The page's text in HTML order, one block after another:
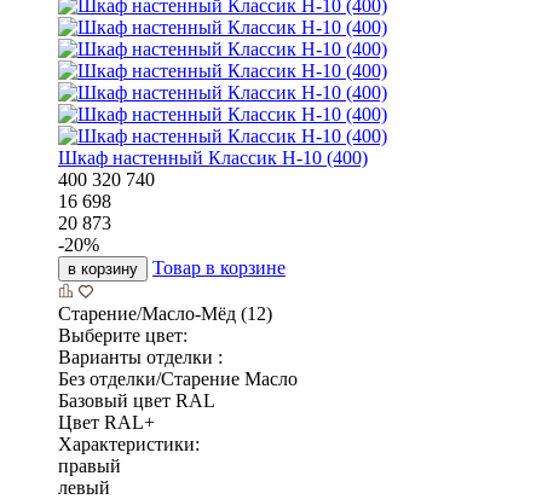
Шкаф настенный Классик Н-10 (400)
400 320 740
16 698
20 873
-20%
в корзину Товар в корзине
Старение/Масло-Мёд (12)
Выберите цвет:
Варианты отделки :
Без отделки/Старение Масло
Базовый цвет RAL
Цвет RAL+
Характеристики:
правый
левый